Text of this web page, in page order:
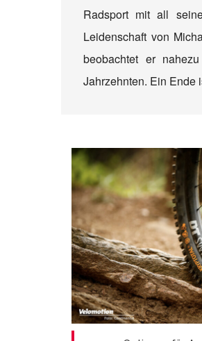
Radsport mit all
Leidenschaft von
beobachtet er
Jahrzehnten. Ein Ende